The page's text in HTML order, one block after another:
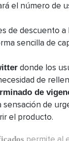
el número de
de descuento
sencilla de
donde los
de
de
de
el producto.